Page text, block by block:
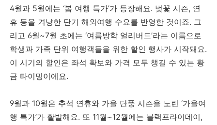
4월과 5월에는 ‘봄 여행 특가’가 등장해요. 벚꽃 시즌, 연
휴 등을 겨냥한 단기 해외여행 수요를 반영한 것이죠. 그
리고 6월~7월 초에는 ‘여름방학 얼리버드’라는 이름으로
학생과 가족 단위 여행객들을 위한 할인 행사가 시작돼요.
이 시기의 할인은 좌석 확보와 가격 모두 챙길 수 있는 황
금 타이밍이에요.
9월과 10월은 추석 연휴와 가을 단풍 시즌을 노린 ‘가을여
행 특가’가 활발해요. 또 11월~12월에는 블랙프라이데이,